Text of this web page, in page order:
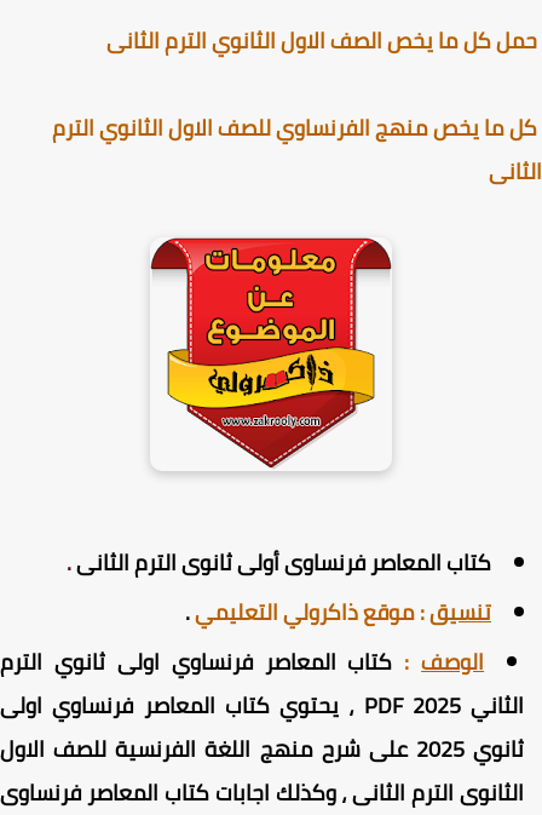
كل ما يخص الصف الاول الثانوي الترم الثانى
يخص منهج الفرنساوي للصف الاول الثانوي الترم
كتاب المعاصر فرنساوى أولى ثانوى الترم الثانى.
تنسيق:موقع ذاكرولي التعليمي.
الوصف:كتاب المعاصر فرنساوي اولى ثانوي الترم
الثاني PDF 2025 ، يحتوي كتاب المعاصر فرنساوي اولى
ثانوي 2025 على شرح منهج اللغة الفرنسية للصف الاول
الترم الثانى ، وكذلك اجابات كتاب المعاصر فرنساوى